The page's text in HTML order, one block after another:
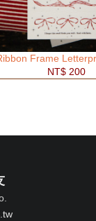
Frame
NT$ 200